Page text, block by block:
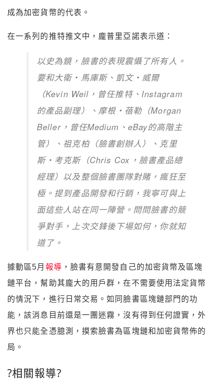
成為加密貨幣的代表。
在一系列的推特推文中，龐普里亞諾表示道：
以史為鏡，臉書的表現震懾了所有人。
要和大衛・馬庫斯、凱文・威爾
（Kevin Weil，曾任推特、Instagram
的產品副理）、摩根・蓓勒（Morgan
Beller，曾任Medium、eBay的高階主
管）、祖克柏（臉書創辦人）、克里
斯・考克斯（Chris Cox，臉書產品總
經理）以及整個臉書團隊對賭，瘋狂至
極。提到產品開發和行銷，我寧可與上
面這些人站在同一陣營。問問臉書的競
爭對手，上次交鋒後下場如何，你就知
道了。
據動區5月 報導 ，臉書有意開發自己的加密貨幣及區塊
鏈平台，幫助其龐大的用戶群，在不需要使用法定貨幣
的情況下，進行日常交易。如同臉書區塊鏈部門的功
能，該消息目前還是一團迷霧，沒有得到任何證實，外
界也只能全憑臆測，摸索臉書為區塊鏈和加密貨幣佈的
局。
?相關報導?